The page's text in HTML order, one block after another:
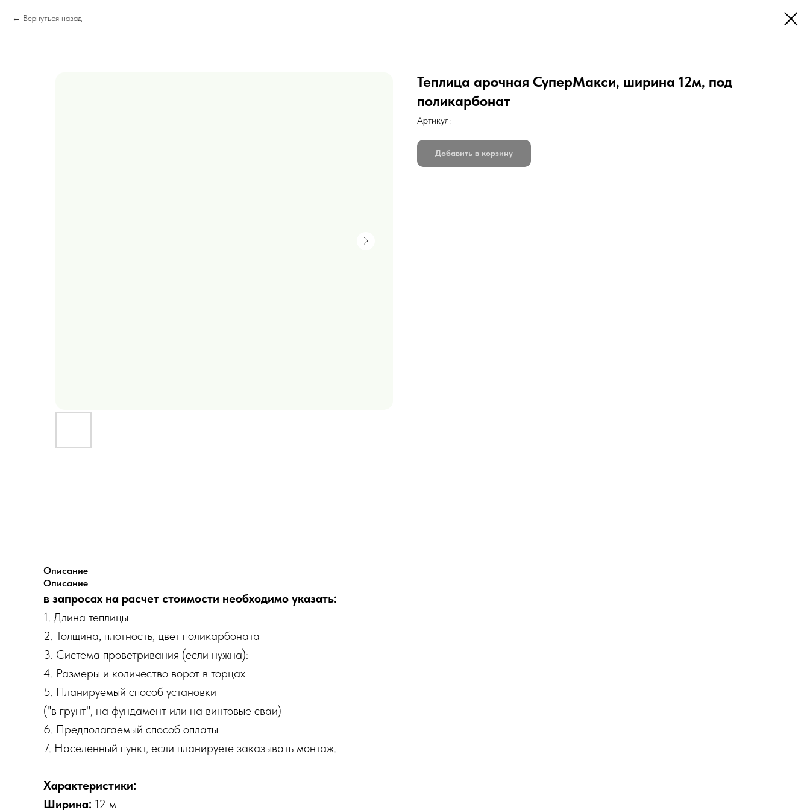
Вернуться назад
Теплица арочная СуперМакси, ширина 12м, под
поликарбонат
Артикул:
Добавить в корзину
Описание
Описание
в запросах на расчет стоимости необходимо указать:
1. Длина теплицы
2. Толщина, плотность, цвет поликарбоната
3. Система проветривания (если нужна):
4. Размеры и количество ворот в торцах
5. Планируемый способ установки
("в грунт", на фундамент или на винтовые сваи)
6. Предполагаемый способ оплаты
7. Населенный пункт, если планируете заказывать монтаж.
Характеристики:
Ширина: 12 м